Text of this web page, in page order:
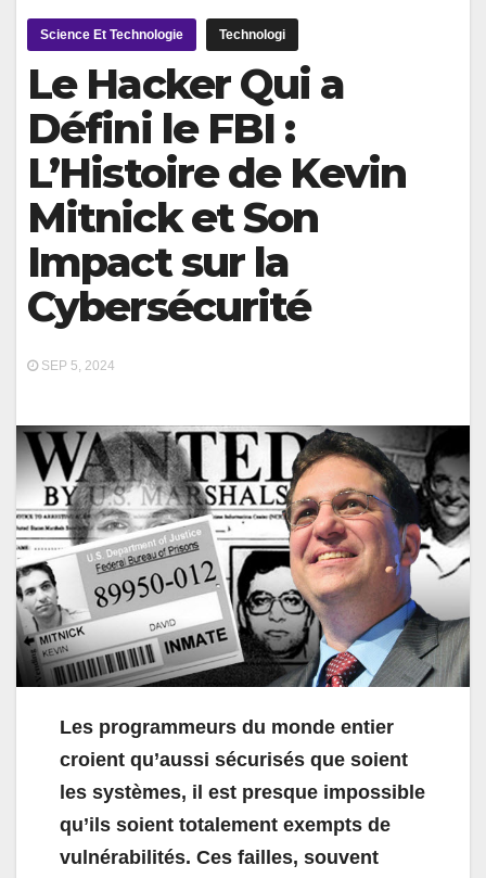
Science Et Technologie Technologi
Le Hacker Qui a
Défini le FBI :
L’Histoire de Kevin
Mitnick et Son
Impact sur la
Cybersécurité
SEP 5, 2024
Les programmeurs du monde entier
croient qu’aussi sécurisés que soient
les systèmes, il est presque impossible
qu’ils soient totalement exempts de
vulnérabilités. Ces failles, souvent